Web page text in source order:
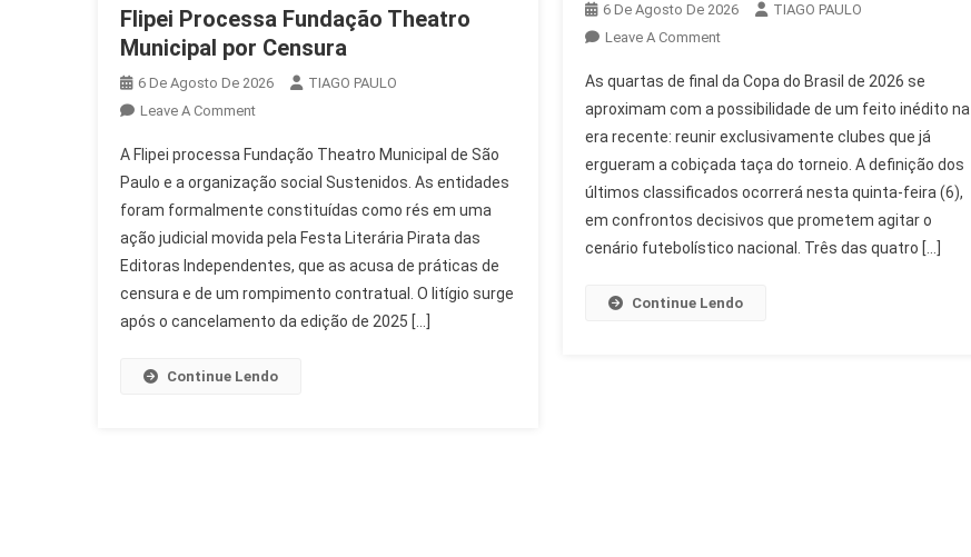
Flipei Processa Fundação Theatro
Municipal por Censura
6 De Agosto De 2026
TIAGO PAULO
Leave A CommentOn
Processa
Fundação
Theatro
Municipal
Por
Censura
A Flipei processa Fundação Theatro Municipal de São
Paulo e a organização social Sustenidos. As entidades
foram formalmente constituídas como rés em uma
ação judicial movida pela Festa Literária Pirata das
Editoras Independentes, que as acusa de práticas de
censura e de um rompimento contratual. O litígio surge
após o cancelamento da edição de 2025 […]
Continue Lendo
6 De Agosto De 2026
TIAGO PAULO
Leave A CommentOn
Do
Brasil:
Quartas
De
Final
Podem
Ser
As quartas de final da Copa do Brasil de 2026 se
aproximam com a possibilidade de um feito inédito na
era recente: reunir exclusivamente clubes que já
ergueram a cobiçada taça do torneio. A definição dos
últimos classificados ocorrerá nesta quinta-feira (6),
em confrontos decisivos que prometem agitar o
cenário futebolístico nacional. Três das quatro […]
Continue Lendo